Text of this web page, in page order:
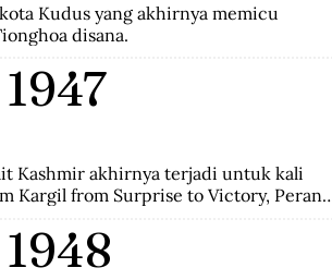
Kudus yang akhirnya memicu
disana.
Kashmir akhirnya terjadi untuk kali
Kargil from Surprise to Victory, Perang